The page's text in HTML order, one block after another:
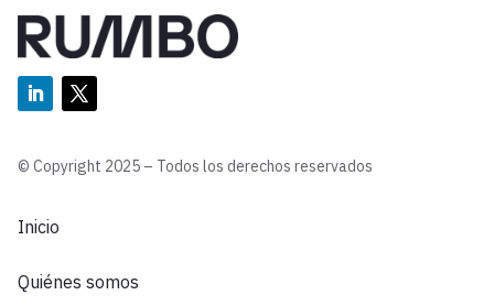
© Copyright 2025 – Todos los derechos reservados
Inicio
Quiénes somos